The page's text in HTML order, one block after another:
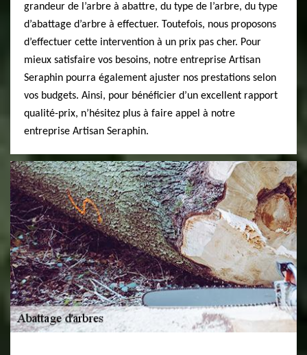
grandeur de l’arbre à abattre, du type de l’arbre, du type
d’abattage d’arbre à effectuer. Toutefois, nous proposons
d’effectuer cette intervention à un prix pas cher. Pour
mieux satisfaire vos besoins, notre entreprise Artisan
Seraphin pourra également ajuster nos prestations selon
vos budgets. Ainsi, pour bénéficier d’un excellent rapport
qualité-prix, n’hésitez plus à faire appel à notre
entreprise Artisan Seraphin.